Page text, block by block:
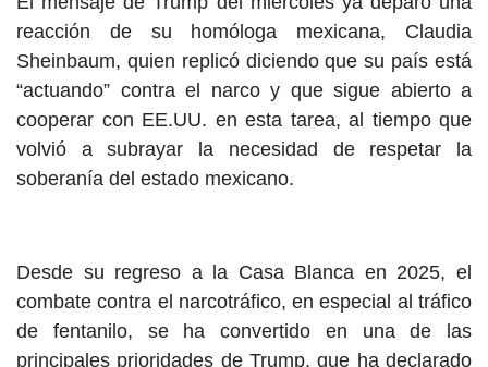
reacción de su homóloga mexicana, Claudia
Sheinbaum, quien replicó diciendo que su país está
“actuando” contra el narco y que sigue abierto a
cooperar con EE.UU. en esta tarea, al tiempo que
volvió a subrayar la necesidad de respetar la
soberanía del estado mexicano.
Desde su regreso a la Casa Blanca en 2025, el
combate contra el narcotráfico, en especial al tráfico
de fentanilo, se ha convertido en una de las
principales prioridades de Trump, que ha declarado